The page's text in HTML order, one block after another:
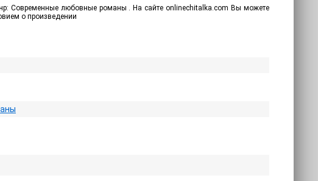
Современные любовные романы . На сайте onlinechitalka.com Вы можете
о произведении